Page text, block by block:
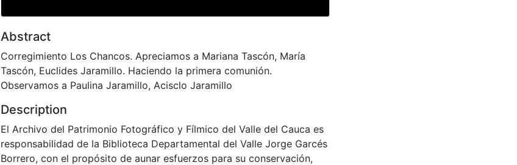
Abstract
Corregimiento Los Chancos. Apreciamos a Mariana Tascón, María
Tascón, Euclides Jaramillo. Haciendo la primera comunión.
Observamos a Paulina Jaramillo, Acisclo Jaramillo
Description
El Archivo del Patrimonio Fotográfico y Fílmico del Valle del Cauca es
responsabilidad de la Biblioteca Departamental del Valle Jorge Garcés
Borrero, con el propósito de aunar esfuerzos para su conservación,